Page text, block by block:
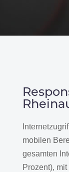
mobilen
gesamten
Prozent),